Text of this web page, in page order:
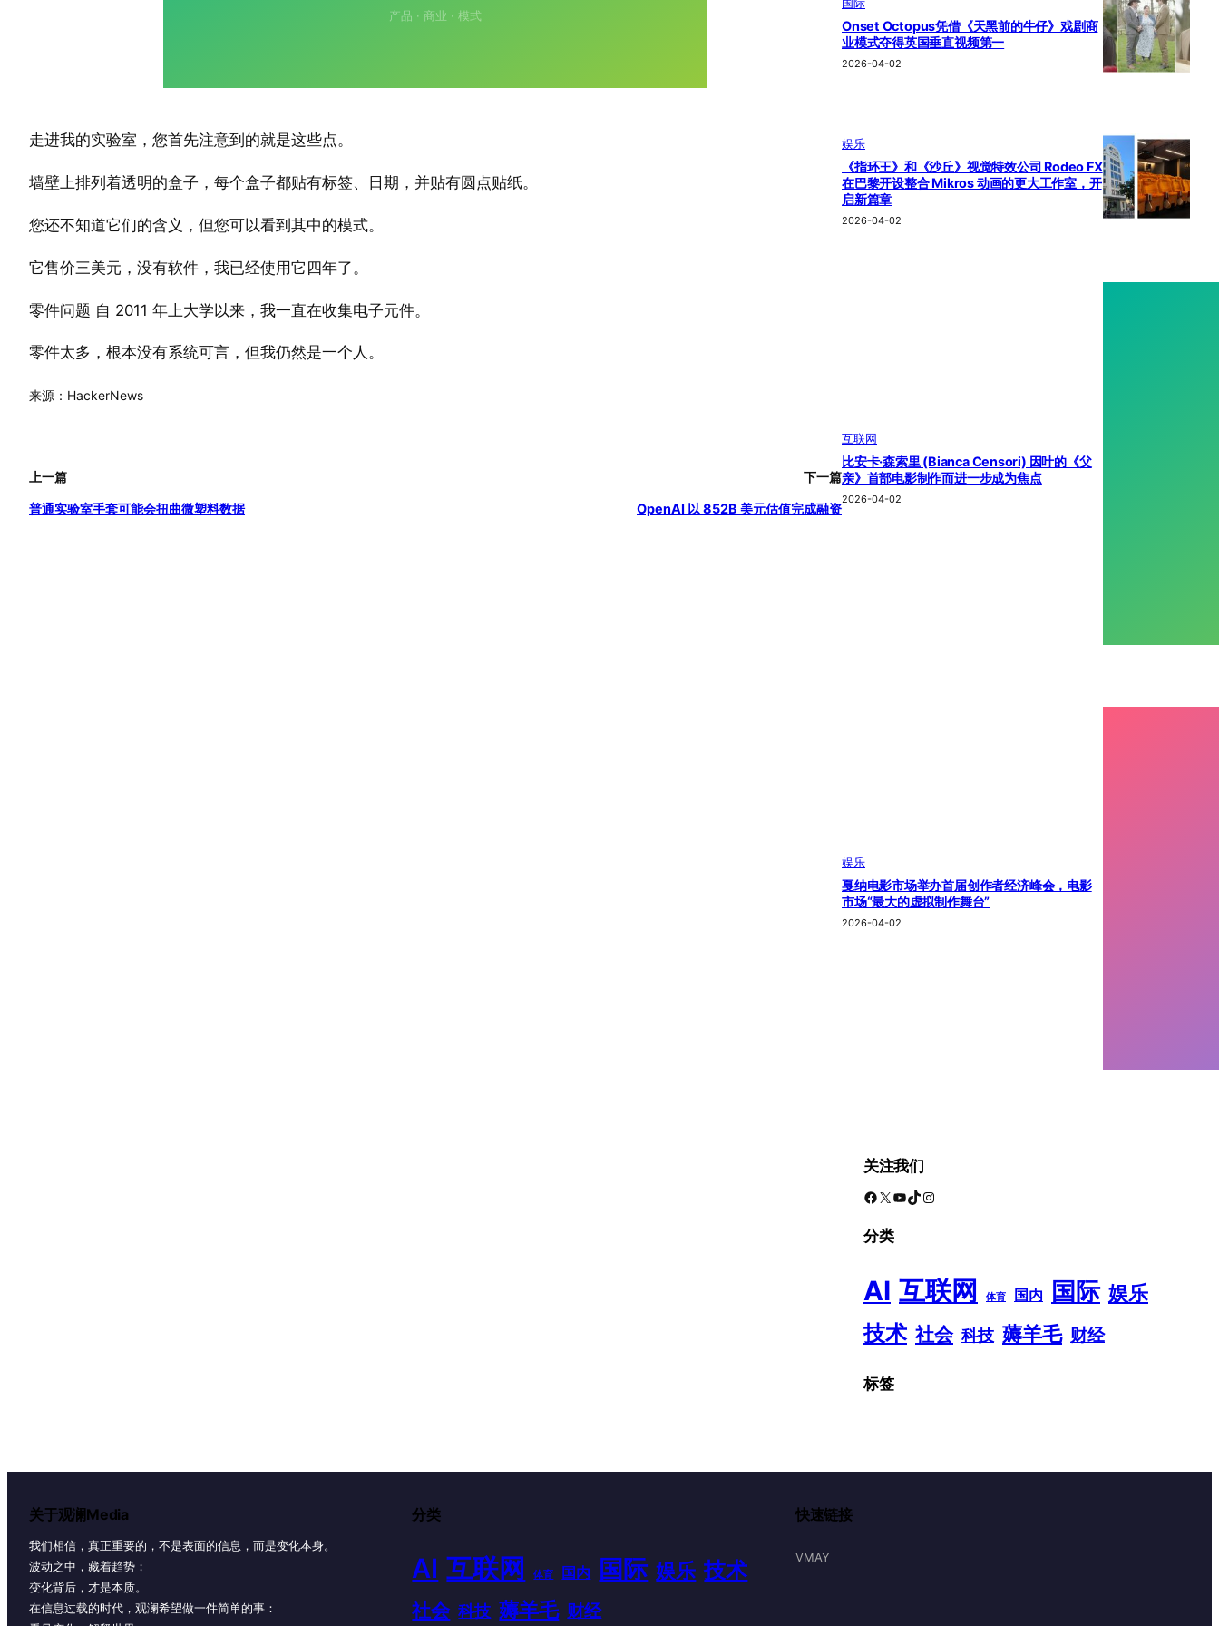
走进我的实验室，您首先注意到的就是这些点。
墙壁上排列着透明的盒子，每个盒子都贴有标签、日期，并贴有圆点贴纸。
您还不知道它们的含义，但您可以看到其中的模式。
它售价三美元，没有软件，我已经使用它四年了。
零件问题 自 2011 年上大学以来，我一直在收集电子元件。
零件太多，根本没有系统可言，但我仍然是一个人。
来源：HackerNews
上一篇
普通实验室手套可能会扭曲微塑料数据
下一篇
OpenAI 以 852B 美元估值完成融资
国际
Onset Octopus凭借《天黑前的牛仔》戏剧商
业模式夺得英国垂直视频第一
2026-04-02
娱乐
《指环王》和《沙丘》视觉特效公司 Rodeo FX
在巴黎开设整合 Mikros 动画的更大工作室，开
启新篇章
2026-04-02
互联网
比安卡·森索里 (Bianca Censori) 因叶的《父
亲》首部电影制作而进一步成为焦点
2026-04-02
娱乐
戛纳电影市场举办首届创作者经济峰会，电影
市场“最大的虚拟制作舞台”
2026-04-02
关注我们
Facebook X YouTube TikTok Instagram
分类
AI 互联网 体育 国内 国际 娱乐
技术 社会 科技 薅羊毛 财经
标签
关于观澜Media
我们相信，真正重要的，不是表面的信息，而是变化本身。
波动之中，藏着趋势；
变化背后，才是本质。
在信息过载的时代，观澜希望做一件简单的事：
分类
AI 互联网 体育 国内 国际 娱乐 技术
社会 科技 薅羊毛 财经
快速链接
VMAY